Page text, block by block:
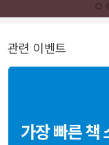
관련 이벤트